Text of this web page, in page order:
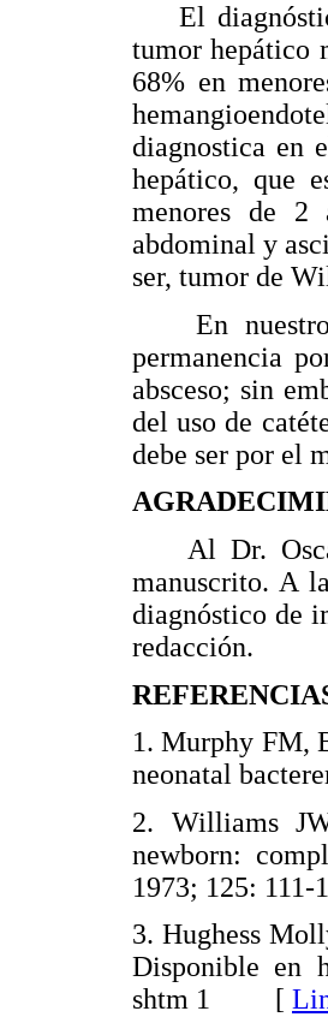
El
tumor hepático
68% en
diagnostica en
hepático, que
menores de 2
abdominal y
ser, tumor de
En nuestro
permanencia
absceso; sin
del uso de
debe ser por el
Al Dr. Oscar
manuscrito. A
diagnóstico de
redacción.
1. Murphy FM,
neonatal
2. Williams
newborn:
1973; 125:
3. Hughess
Disponible en
shtm 1 [